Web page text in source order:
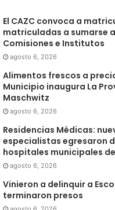
El CAZC convoca a
matriculadas a sumarse
Comisiones e Institutos
agosto 6, 2026
Alimentos frescos a
Municipio inaugura La
Maschwitz
agosto 6, 2026
Residencias Médicas:
especialistas egresaron
hospitales municipales
agosto 6, 2026
Vinieron a delinquir a
terminaron presos